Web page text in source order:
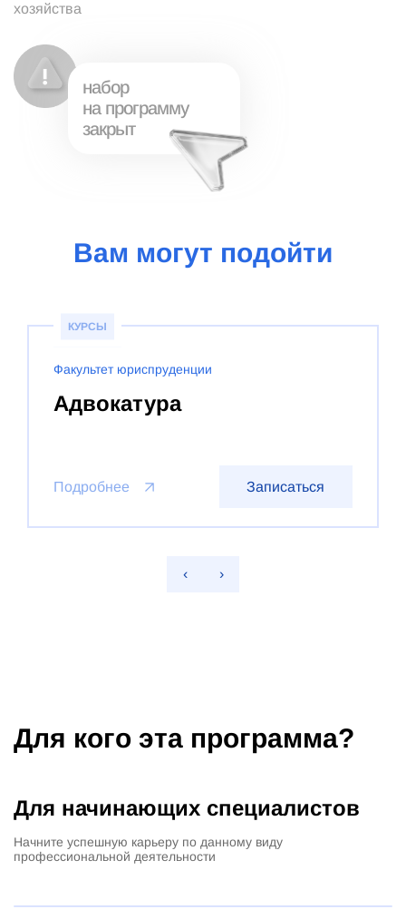
хозяйства
набор
на программу
закрыт
Вам могут подойти
КУРСЫ
Факультет юриспруденции
Адвокатура
Подробнее Записаться
‹ ›
Для кого эта программа?
Для начинающих специалистов
Начните успешную карьеру по данному виду
профессиональной деятельности